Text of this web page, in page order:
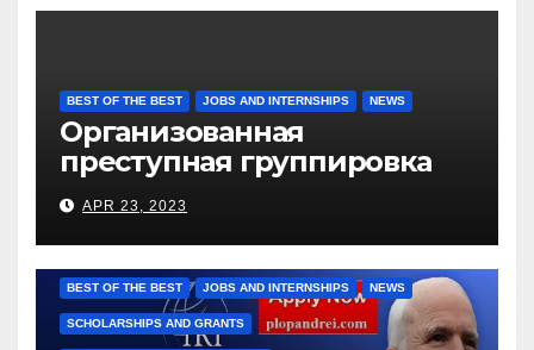
BEST OF THE BEST JOBS AND INTERNSHIPS NEWS
Организованная
преступная группировка
под руководством Игоря
Рижкова (Ryzhkov Ihor) и
Марии Соколовой
APR 23, 2023
BEST OF THE BEST JOBS AND INTERNSHIPS NEWS
SCHOLARSHIPS AND GRANTS